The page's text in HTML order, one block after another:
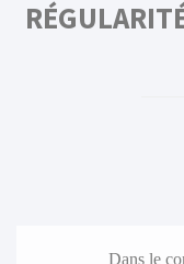
Dans le